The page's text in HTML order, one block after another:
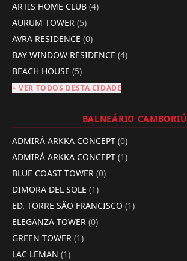
ARTIS HOME CLUB (4)
AURUM TOWER (5)
AVRA RESIDENCE (0)
BAY WINDOW RESIDENCE (4)
BEACH HOUSE (5)
+ VER TODOS DESTA CIDADE
BALNEÁRIO CAMBORIÚ
ADMIRÁ ARKKA CONCEPT (0)
ADMIRÁ ARKKA CONCEPT (1)
BLUE COAST TOWER (0)
DIMORA DEL SOLE (1)
ED. TORRE SÃO FRANCISCO (1)
ELEGANZA TOWER (0)
GREEN TOWER (1)
LAC LEMAN (1)